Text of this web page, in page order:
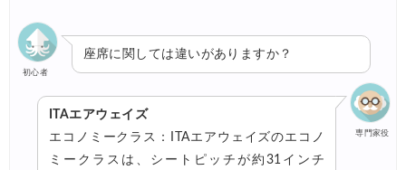
初心者
座席に関しては違いがありますか？
専門家役
ITAエアウェイズ
エコノミークラス：ITAエアウェイズのエコノ
ミークラスは、シートピッチが約31インチ